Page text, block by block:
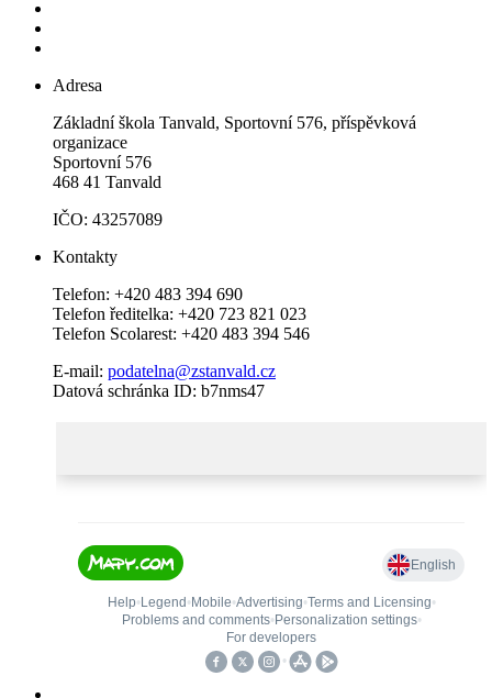
Adresa
Základní škola Tanvald, Sportovní 576, příspěvková
organizace
Sportovní 576
468 41 Tanvald
IČO: 43257089
Kontakty
Telefon: +420 483 394 690
Telefon ředitelka: +420 723 821 023
Telefon Scolarest: +420 483 394 546
E-mail: podatelna@zstanvald.cz
Datová schránka ID: b7nms47